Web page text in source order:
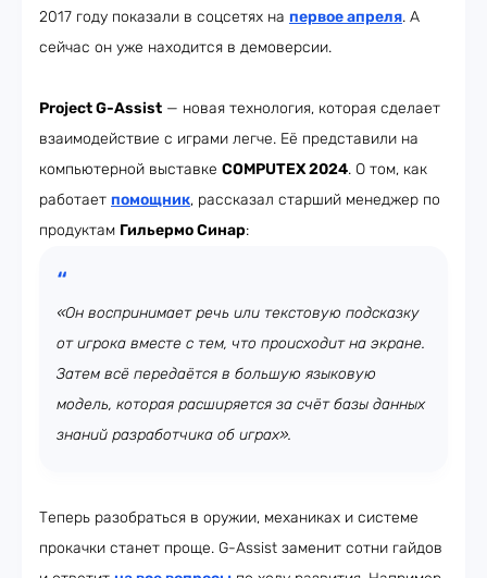
2017 году показали в соцсетях на первое апреля. А
сейчас он уже находится в демоверсии.
Project G-Assist — новая технология, которая сделает
взаимодействие с играми легче. Её представили на
компьютерной выставке COMPUTEX 2024. О том, как
работает помощник, рассказал старший менеджер по
продуктам Гильермо Синар:
«Он воспринимает речь или текстовую подсказку
от игрока вместе с тем, что происходит на экране.
Затем всё передаётся в большую языковую
модель, которая расширяется за счёт базы данных
знаний разработчика об играх».
Теперь разобраться в оружии, механиках и системе
прокачки станет проще. G-Assist заменит сотни гайдов